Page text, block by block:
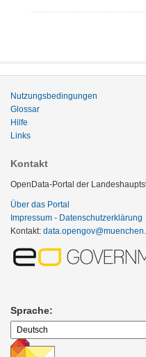
Nutzungsbedingungen
Glossar
Hilfe
Links
Kontakt
OpenData-Portal der
Über das Portal
Impressum - Datenschutzerklärung
Kontakt:
Sprache